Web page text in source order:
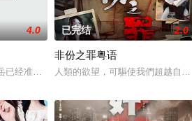
4.0
已经准备开拍新一套处境剧，暂定叫《爱．
已完结 2.0
非份之罪粤语
人類的欲望，可驅使我們超越自